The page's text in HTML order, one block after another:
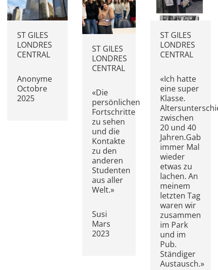
ST GILES
LONDRES
CENTRAL
Anonyme
Octobre
2025
ST GILES
LONDRES
CENTRAL
«Die
persönlichen
Fortschritte
zu sehen
und die
Kontakte
zu den
anderen
Studenten
aus aller
Welt.»
Susi
Mars
2023
ST GILES
LONDRES
CENTRAL
«Ich hatte
eine super
Klasse.
zwischen
20 und 40
Jahren.Gab
immer Mal
wieder
etwas zu
lachen. An
meinem
letzten Tag
waren wir
zusammen
im Park
und im
Pub.
Ständiger
Austausch.»